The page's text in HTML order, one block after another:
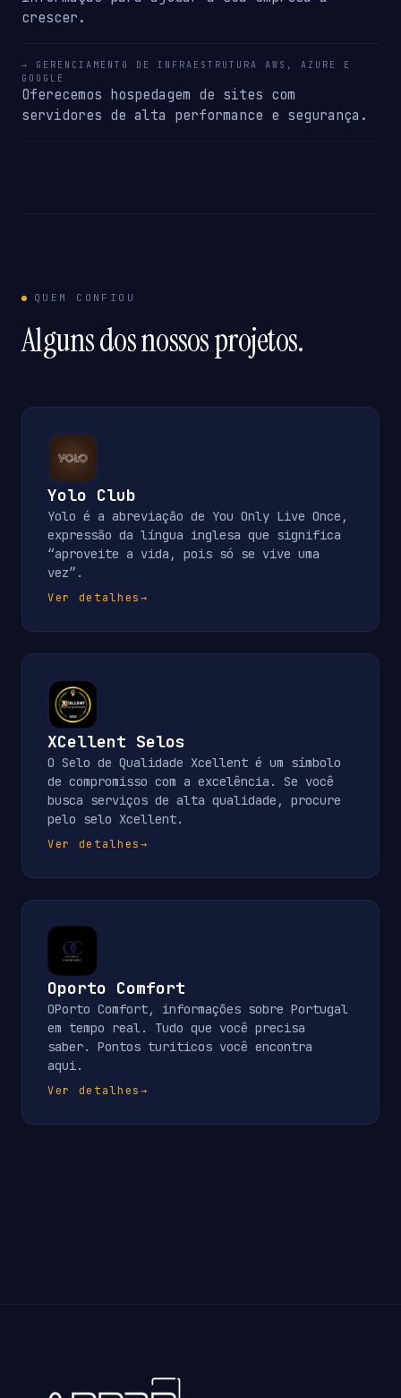
crescer.
→ GERENCIAMENTO DE INFRAESTRUTURA AWS, AZURE E
GOOGLE
Oferecemos hospedagem de sites com
servidores de alta performance e segurança.
QUEM CONFIOU
Alguns dos nossos projetos.
Yolo Club
Yolo é a abreviação de You Only Live Once,
expressão da língua inglesa que significa
“aproveite a vida, pois só se vive uma
vez”.
Ver detalhes→
XCellent Selos
O Selo de Qualidade Xcellent é um símbolo
de compromisso com a excelência. Se você
busca serviços de alta qualidade, procure
pelo selo Xcellent.
Ver detalhes→
Oporto Comfort
OPorto Comfort, informações sobre Portugal
em tempo real. Tudo que você precisa
saber. Pontos turiticos você encontra
aqui.
Ver detalhes→